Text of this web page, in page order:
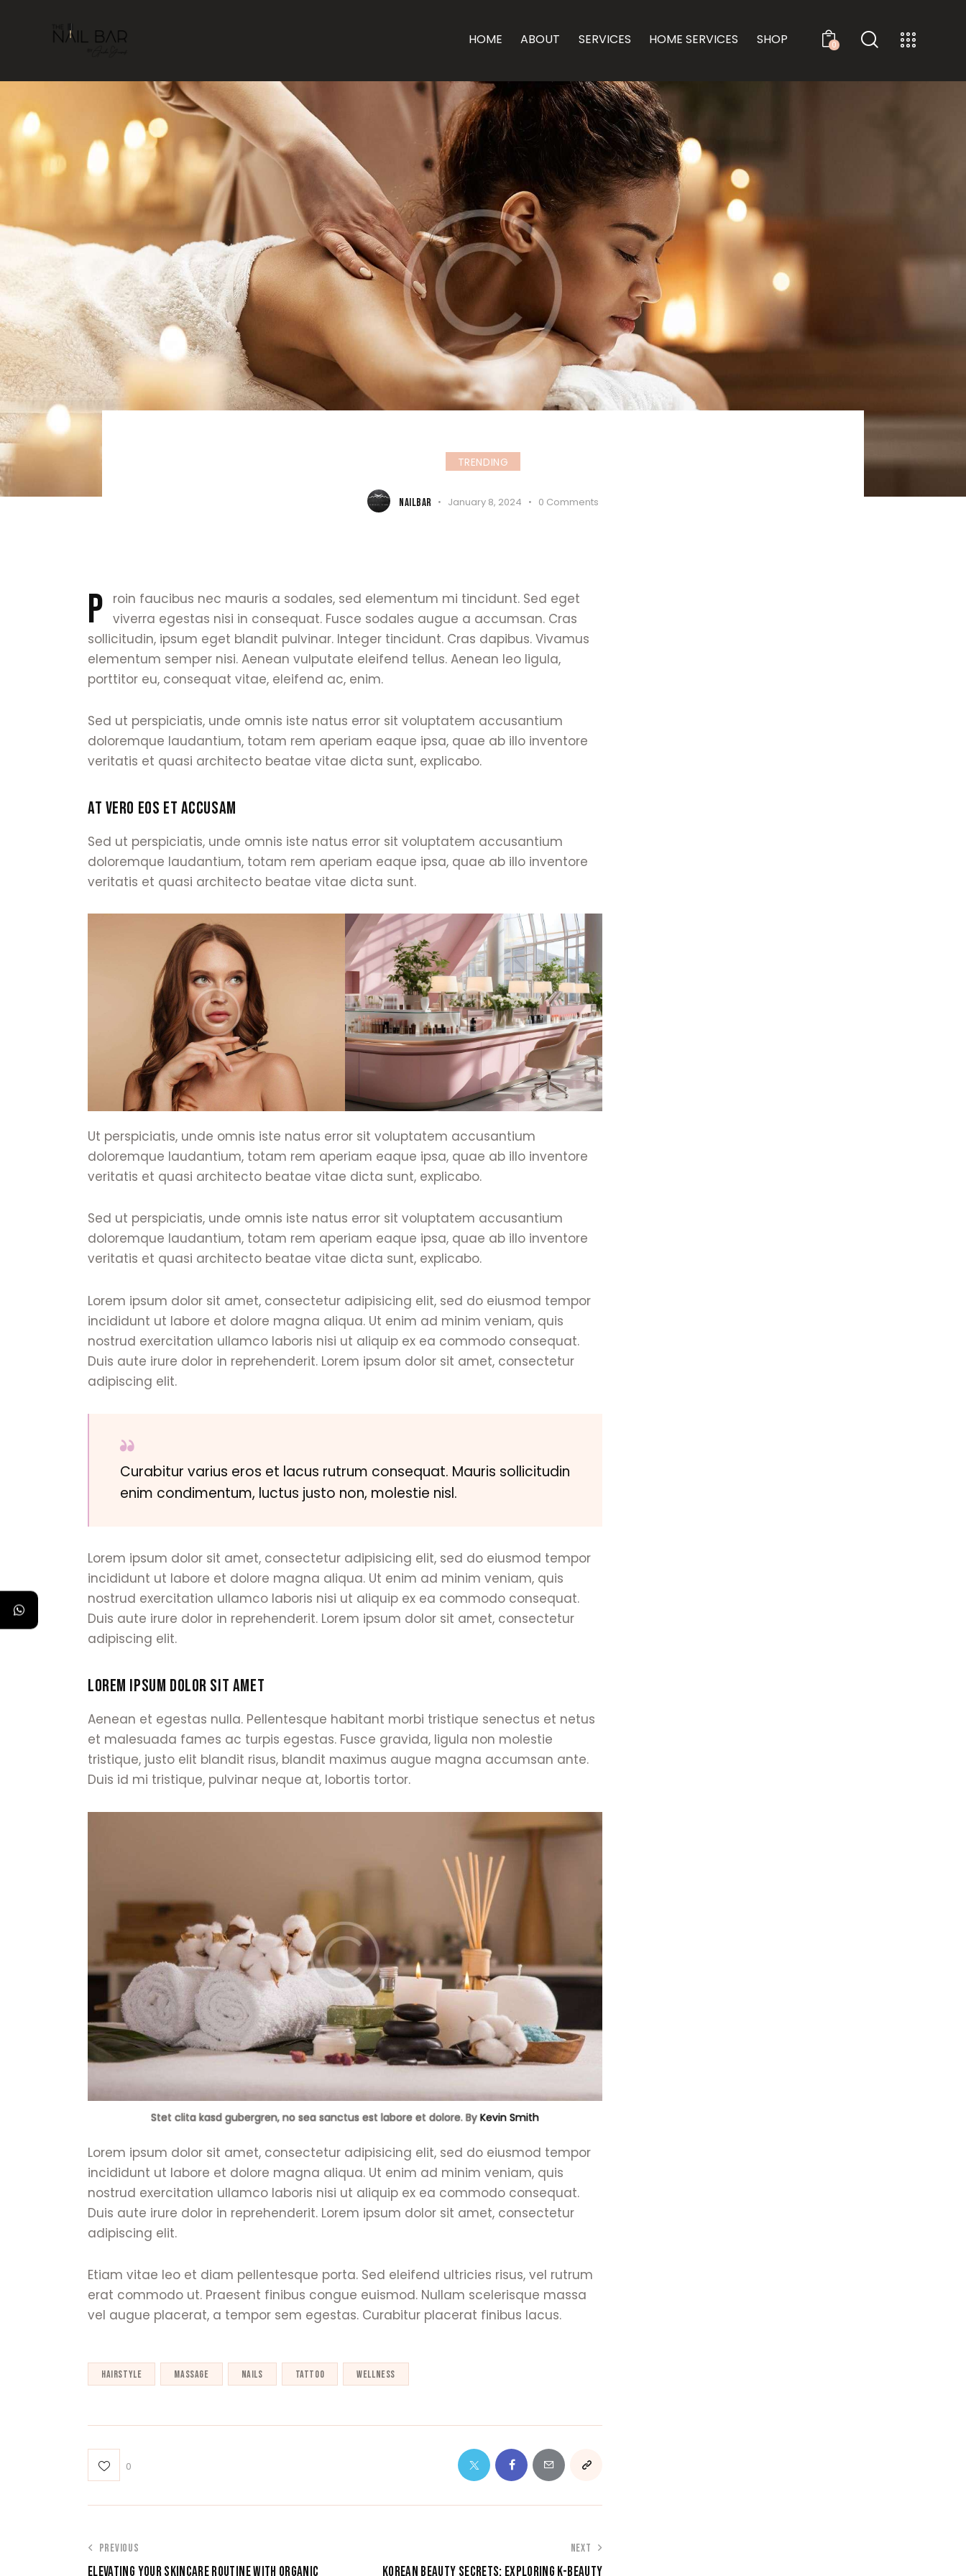
HOME ABOUT SERVICES HOME SERVICES SHOP 0
HOME ABOUT SERVICES
TRENDING
NAILBAR January 8, 2024 0 Comments
P
roin faucibus nec mauris a sodales, sed elementum mi tincidunt. Sed eget
viverra egestas nisi in consequat. Fusce sodales augue a accumsan. Cras
sollicitudin, ipsum eget blandit pulvinar. Integer tincidunt. Cras dapibus. Vivamus
elementum semper nisi. Aenean vulputate eleifend tellus. Aenean leo ligula,
porttitor eu, consequat vitae, eleifend ac, enim.
Sed ut perspiciatis, unde omnis iste natus error sit voluptatem accusantium
doloremque laudantium, totam rem aperiam eaque ipsa, quae ab illo inventore
veritatis et quasi architecto beatae vitae dicta sunt, explicabo.
AT VERO EOS ET ACCUSAM
Sed ut perspiciatis, unde omnis iste natus error sit voluptatem accusantium
doloremque laudantium, totam rem aperiam eaque ipsa, quae ab illo inventore
veritatis et quasi architecto beatae vitae dicta sunt.
Ut perspiciatis, unde omnis iste natus error sit voluptatem accusantium
doloremque laudantium, totam rem aperiam eaque ipsa, quae ab illo inventore
veritatis et quasi architecto beatae vitae dicta sunt, explicabo.
Sed ut perspiciatis, unde omnis iste natus error sit voluptatem accusantium
doloremque laudantium, totam rem aperiam eaque ipsa, quae ab illo inventore
veritatis et quasi architecto beatae vitae dicta sunt, explicabo.
Lorem ipsum dolor sit amet, consectetur adipisicing elit, sed do eiusmod tempor
incididunt ut labore et dolore magna aliqua. Ut enim ad minim veniam, quis
nostrud exercitation ullamco laboris nisi ut aliquip ex ea commodo consequat.
Duis aute irure dolor in reprehenderit. Lorem ipsum dolor sit amet, consectetur
adipiscing elit.
Curabitur varius eros et lacus rutrum consequat. Mauris sollicitudin
enim condimentum, luctus justo non, molestie nisl.
Lorem ipsum dolor sit amet, consectetur adipisicing elit, sed do eiusmod tempor
incididunt ut labore et dolore magna aliqua. Ut enim ad minim veniam, quis
nostrud exercitation ullamco laboris nisi ut aliquip ex ea commodo consequat.
Duis aute irure dolor in reprehenderit. Lorem ipsum dolor sit amet, consectetur
adipiscing elit.
LOREM IPSUM DOLOR SIT AMET
Aenean et egestas nulla. Pellentesque habitant morbi tristique senectus et netus
et malesuada fames ac turpis egestas. Fusce gravida, ligula non molestie
tristique, justo elit blandit risus, blandit maximus augue magna accumsan ante.
Duis id mi tristique, pulvinar neque at, lobortis tortor.
Stet clita kasd gubergren, no sea sanctus est labore et dolore. ByKevin Smith
Lorem ipsum dolor sit amet, consectetur adipisicing elit, sed do eiusmod tempor
incididunt ut labore et dolore magna aliqua. Ut enim ad minim veniam, quis
nostrud exercitation ullamco laboris nisi ut aliquip ex ea commodo consequat.
Duis aute irure dolor in reprehenderit. Lorem ipsum dolor sit amet, consectetur
adipiscing elit.
Etiam vitae leo et diam pellentesque porta. Sed eleifend ultricies risus, vel rutrum
erat commodo ut. Praesent finibus congue euismod. Nullam scelerisque massa
vel augue placerat, a tempor sem egestas. Curabitur placerat finibus lacus.
hairstyle massage nails tattoo wellness
0
PREVIOUS
ELEVATING YOUR SKINCARE ROUTINE WITH ORGANIC
NEXT
KOREAN BEAUTY SECRETS: EXPLORING K-BEAUTY